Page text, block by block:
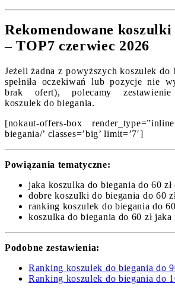
Rekomendowane
– TOP7 czerwiec 2026
Jeżeli żadna z powyższych koszulek do
spełniła oczekiwań lub pozycje nie
brak ofert), polecamy zestawienie
koszulek do biegania.
[nokaut-offers-box
biegania/’ classes=’big’ limit=’7′]
Powiązania tematyczne:
jaka koszulka do biegania do 60 zł
dobre koszulki do biegania do 60
ranking koszulek do biegania do 60
koszulka do biegania do 60 zł jaka
Podobne zestawienia:
Ranking koszulek do biegania do
Ranking koszulek do biegania do